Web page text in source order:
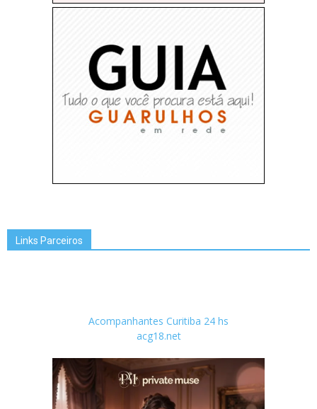
Links Parceiros
Acompanhantes Curitiba 24 hs
acg18.net